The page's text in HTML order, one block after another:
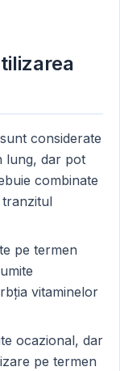
considerate
lung, dar pot
combinate
tranzitul
pe termen
vitaminelor
ocazional, dar
pe termen